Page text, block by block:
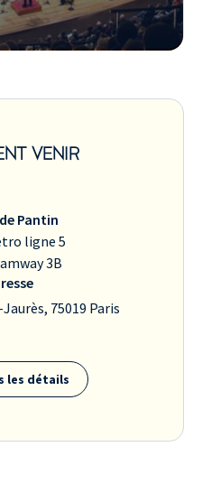
VENIR
Pantin
ligne 5
3B
75019 Paris
les détails